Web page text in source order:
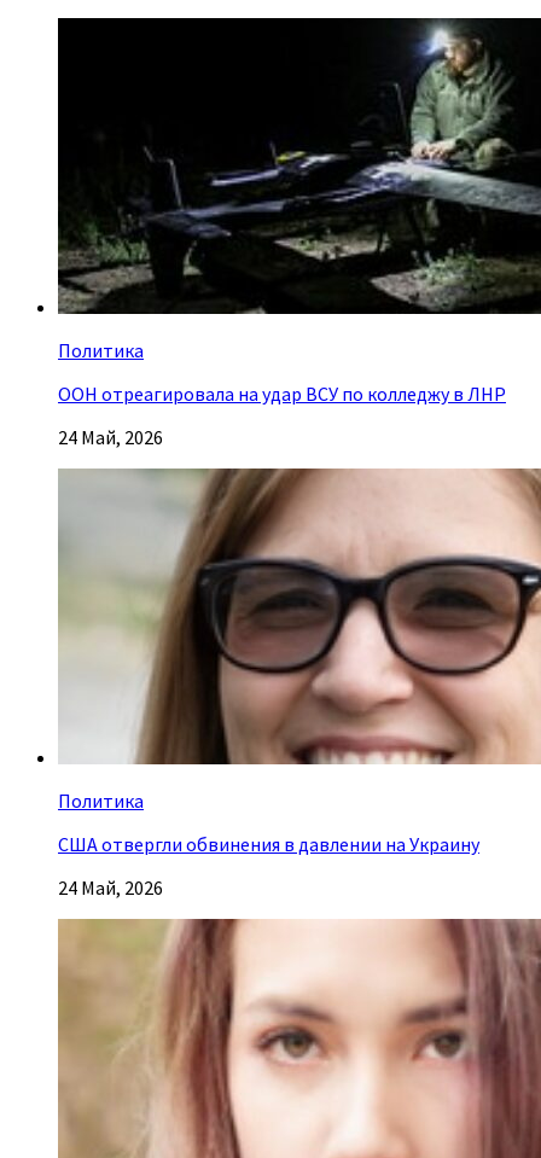
Политика
ООН отреагировала на удар ВСУ по колледжу в ЛНР
24 Май, 2026
Политика
США отвергли обвинения в давлении на Украину
24 Май, 2026